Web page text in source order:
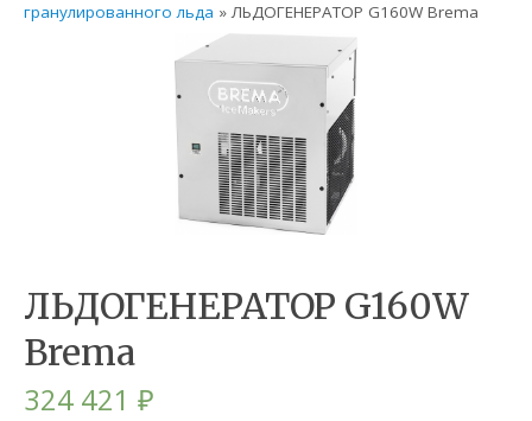
гранулированного льда » ЛЬДОГЕНЕРАТОР G160W Brema
ЛЬДОГЕНЕРАТОР G160W
Brema
324 421₽